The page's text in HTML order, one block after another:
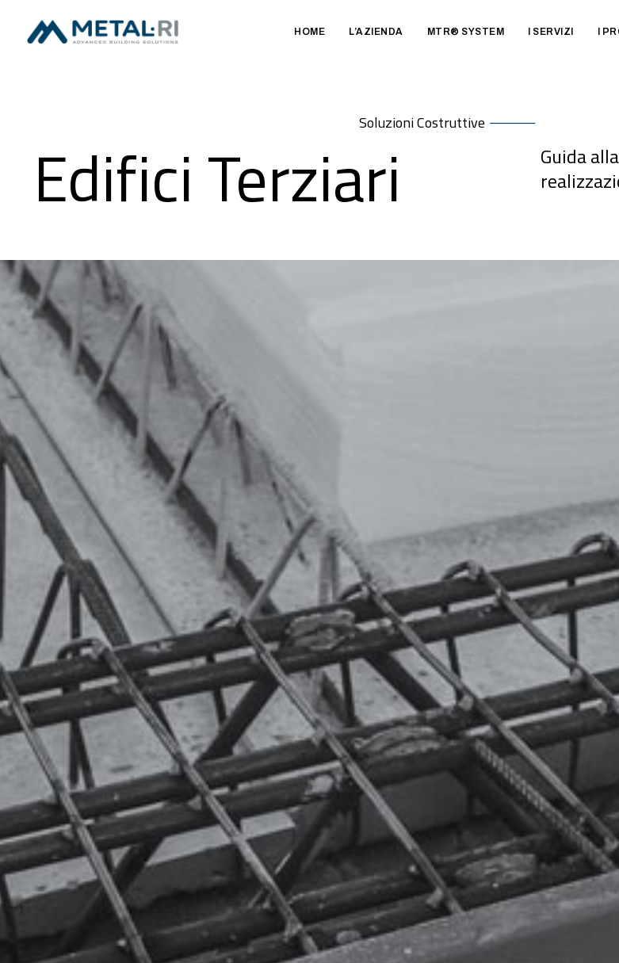
HOME L’AZIENDA MTR® SYSTEM I SERVIZI I
Soluzioni Costruttive
Edifici Terziari
Guida